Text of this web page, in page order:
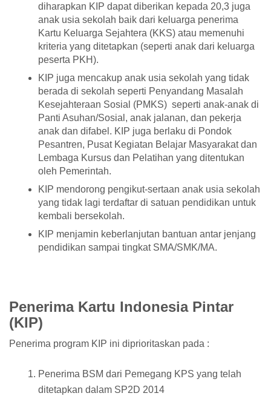
diharapkan KIP dapat diberikan kepada 20,3 juga
anak usia sekolah baik dari keluarga penerima
Kartu Keluarga Sejahtera (KKS) atau memenuhi
kriteria yang ditetapkan (seperti anak dari keluarga
peserta PKH).
KIP juga mencakup anak usia sekolah yang tidak
berada di sekolah seperti Penyandang Masalah
Kesejahteraan Sosial (PMKS) seperti anak-anak di
Panti Asuhan/Sosial, anak jalanan, dan pekerja
anak dan difabel. KIP juga berlaku di Pondok
Pesantren, Pusat Kegiatan Belajar Masyarakat dan
Lembaga Kursus dan Pelatihan yang ditentukan
oleh Pemerintah.
KIP mendorong pengikut-sertaan anak usia sekolah
yang tidak lagi terdaftar di satuan pendidikan untuk
kembali bersekolah.
KIP menjamin keberlanjutan bantuan antar jenjang
pendidikan sampai tingkat SMA/SMK/MA.
Penerima Kartu Indonesia Pintar
(KIP)
Penerima program KIP ini diprioritaskan pada :
Penerima BSM dari Pemegang KPS yang telah
ditetapkan dalam SP2D 2014